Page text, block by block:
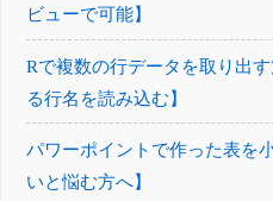
ビューで可能】
Rで複数の行データを取り出
る行名を読み込む】
パワーポイントで作った表を
いと悩む方へ】